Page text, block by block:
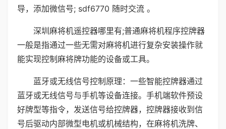
导，添加微信号; sdf6770 随时交流 。
深圳麻将机遥控器哪里有;普通麻将机程序控牌器
一般是指通过一些无需对麻将机进行复杂安装操作就
能实现控制麻将牌功能的设备或工具。
蓝牙或无线信号控制原理：一些智能控牌器通过
蓝牙或无线信号与手机等设备连接。手机端软件预设
好牌型等指令，发送信号给控牌器，控牌器接收到信
号后驱动内部微型电机或机械结构，在麻将机洗牌、